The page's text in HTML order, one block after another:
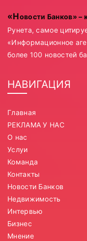
«Новости Банков» – крупнейший банковский портал
Рунета, самое
«Информационное
более 100 новостей
НАВИГАЦИЯ
Главная
РЕКЛАМА У НАС
О нас
Услуи
Команда
Контакты
Новости Банков
Недвижимость
Интервью
Бизнес
Мнение